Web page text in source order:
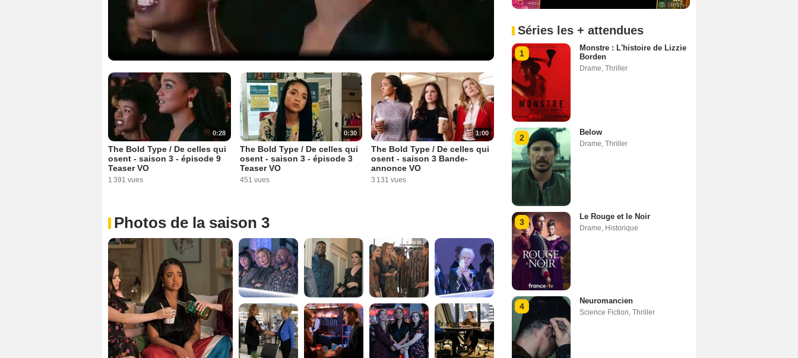
0:28
The Bold Type / De celles qui
osent - saison 3 - épisode 9
Teaser VO
1 391 vues
0:30
The Bold Type / De celles qui
osent - saison 3 - épisode 3
Teaser VO
451 vues
1:00
The Bold Type / De celles qui
osent - saison 3 Bande-
annonce VO
3 131 vues
Photos de la saison 3
Séries les + attendues
1
Monstre : L'histoire de Lizzie
Borden
Drame Thriller
2
Below
Drame Thriller
3
Le Rouge et le Noir
Drame Historique
4
Neuromancien
Science Fiction Thriller